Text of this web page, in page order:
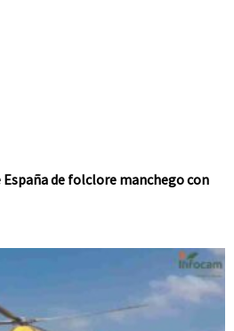
de folclore manchego con